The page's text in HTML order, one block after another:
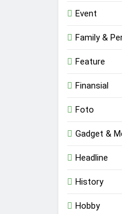
Event
Family &
Feature
Finansial
Foto
Gadget &
Headline
History
Hobby